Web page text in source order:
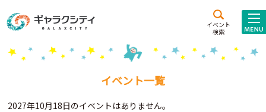
イベント
検索
施設案内
こども
西新井
施設･
イベント一覧
2027年10月18日のイベントはありません。